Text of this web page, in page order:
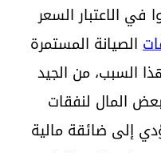
الاعتبار السعر
الصيانة المستمرة
السبب، من الجيد
المال لنفقات
إلى ضائقة مالية